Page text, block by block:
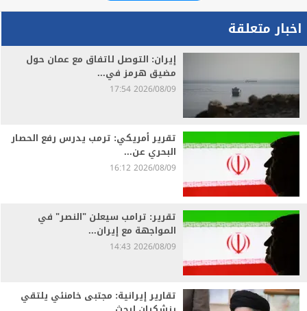
اخبار متعلقة
إيران: التوصل لاتفاق مع عمان حول
مضيق هرمز في...
2026/08/09 17:54
تقرير أمريكي: ترمب يدرس رفع الحصار
البحري عن...
2026/08/09 16:12
تقرير: ترامب سيعلن "النصر" في
المواجهة مع إيران...
2026/08/09 14:43
تقارير إيرانية: مجتبى خامنئي يلتقي